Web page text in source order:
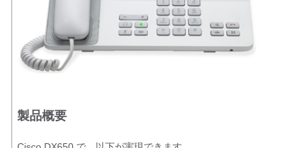
製品概要